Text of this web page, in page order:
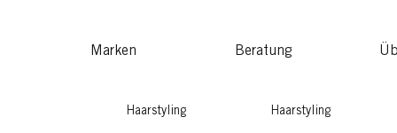
Marken
Haarstyling
Beratung
Haarstyling